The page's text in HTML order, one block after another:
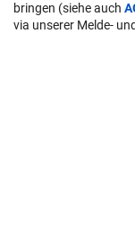
bringen (siehe auch
via unserer Melde-